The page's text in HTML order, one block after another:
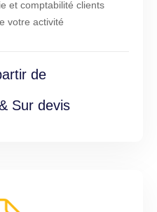
et comptabilité clients
votre activité
de
Sur devis